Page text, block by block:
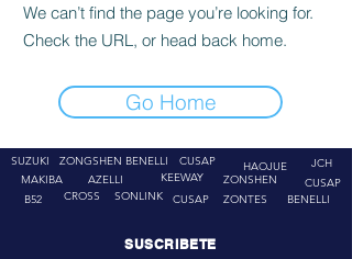
We can’t find the page you’re looking for.
Check the URL, or head back home.
Go Home
SUZUKI
ZONGSHEN
MAKIBA
AZELLI
BENELLI
CUSAP
KEEWAY
B52
CROSS SONLINK CUSAP
HAOJUE
JCH
ZONSHEN
ZONTES
CUSAP
BENELLI
SUSCRIBETE